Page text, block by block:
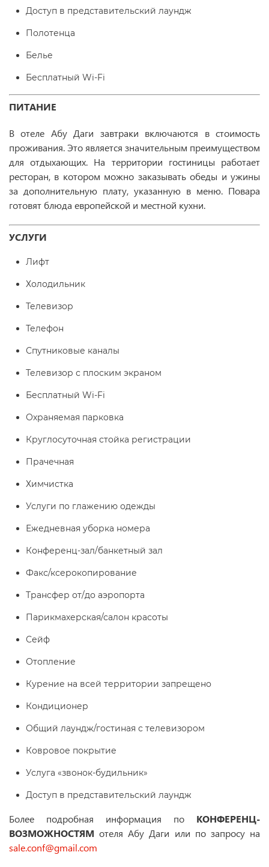
Доступ в представительский лаундж
Полотенца
Белье
Бесплатный Wi-Fi
ПИТАНИЕ
В отеле Абу Даги завтраки включаются в стоимость
проживания. Это является значительным преимуществом
для отдыхающих. На территории гостиницы работает
ресторан, в котором можно заказывать обеды и ужины
за дополнительную плату, указанную в меню. Повара
готовят блюда европейской и местной кухни.
УСЛУГИ
Лифт
Холодильник
Телевизор
Телефон
Спутниковые каналы
Телевизор с плоским экраном
Бесплатный Wi-Fi
Охраняемая парковка
Круглосуточная стойка регистрации
Прачечная
Химчистка
Услуги по глажению одежды
Ежедневная уборка номера
Конференц-зал/банкетный зал
Факс/ксерокопирование
Трансфер от/до аэропорта
Парикмахерская/салон красоты
Сейф
Отопление
Курение на всей территории запрещено
Кондиционер
Общий лаундж/гостиная с телевизором
Ковровое покрытие
Услуга «звонок-будильник»
Доступ в представительский лаундж
Более подробная информация по КОНФЕРЕНЦ-
ВОЗМОЖНОСТЯМотеля Абу Даги или по запросу на
sale.conf@gmail.com